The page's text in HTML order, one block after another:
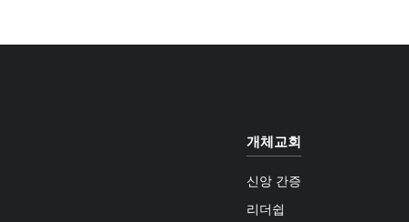
개체교회
신앙 간증
리더쉽